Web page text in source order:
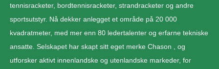
tennisracketer, bordtennisracketer, strandracketer og andre
sportsutstyr. Nå dekker anlegget et område på 20 000
kvadratmeter, med mer enn 80 ledertalenter og erfarne tekniske
ansatte. Selskapet har skapt sitt eget merke Chason , og
utforsker aktivt innenlandske og utenlandske markeder, for